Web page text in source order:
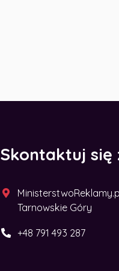
Skontaktuj się
Tarnowskie Góry
+48 791 493 287